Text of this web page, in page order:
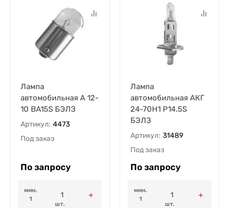
Лампа
автомобильная А 12-
10 BA15S БЭЛЗ
Артикул: 4473
Под заказ
По запросу
мин.
1
шт.
Лампа
автомобильная АКГ
24-70H1 P14.5S
БЭЛЗ
Артикул: 31489
Под заказ
По запросу
мин.
1
шт.